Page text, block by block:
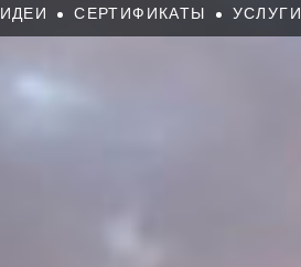
ИДЕИ СЕРТИФИКАТЫ УСЛУГИ